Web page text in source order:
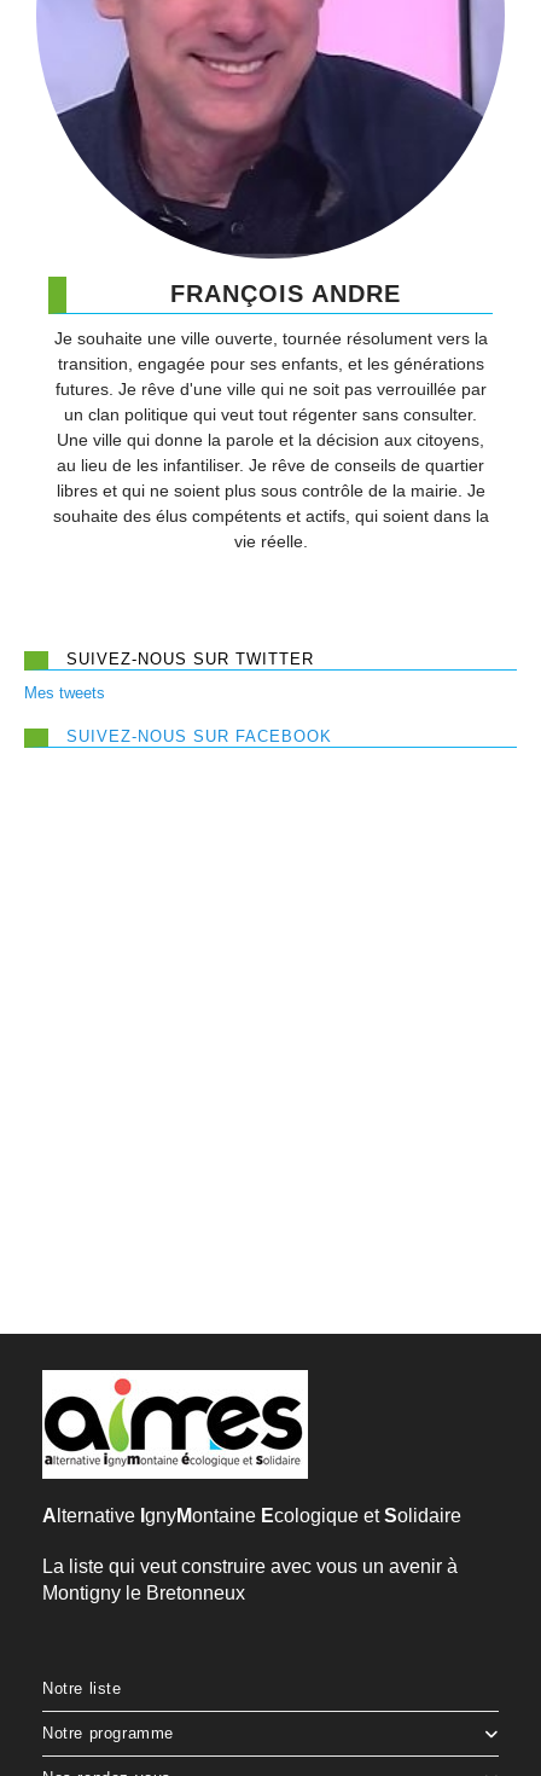
FRANÇOIS ANDRE
Je souhaite une ville ouverte, tournée résolument vers la
transition, engagée pour ses enfants, et les générations
futures. Je rêve d'une ville qui ne soit pas verrouillée par
un clan politique qui veut tout régenter sans consulter.
Une ville qui donne la parole et la décision aux citoyens,
au lieu de les infantiliser. Je rêve de conseils de quartier
libres et qui ne soient plus sous contrôle de la mairie. Je
souhaite des élus compétents et actifs, qui soient dans la
vie réelle.
SUIVEZ-NOUS SUR TWITTER
Mes tweets
SUIVEZ-NOUS SUR FACEBOOK
A lternative gnyMontaine Ecologique etSolidaire
La liste qui veut construire avec vous un avenir à
Montigny le Bretonneux
Notre liste
Notre programme